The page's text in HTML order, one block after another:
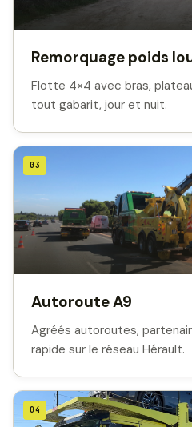
Remorquage poids
Flotte 4×4 avec bras,
tout gabarit, jour et nuit.
03
Autoroute A9
Agréés autoroutes,
rapide sur le réseau Hérault.
04